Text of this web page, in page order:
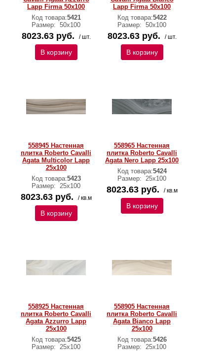
Lapp Firma 50x100
Код товара:5421
Размер: 50х100
8023.63 руб. / шт.
В корзину
Lapp Firma 50x100
Код товара:5422
Размер: 50х100
8023.63 руб. / шт.
В корзину
558945 Настенная
плитка Roberto Cavalli
Agata Multicolor Lapp
25x100
Код товара:5423
Размер: 25х100
8023.63 руб. / кв.м
В корзину
558965 Настенная
плитка Roberto Cavalli
Agata Nero Lapp 25x100
Код товара:5424
Размер: 25х100
8023.63 руб. / кв.м
В корзину
558925 Настенная
плитка Roberto Cavalli
Agata Azzurro Lapp
25x100
Код товара:5425
Размер: 25х100
558905 Настенная
плитка Roberto Cavalli
Agata Bianco Lapp
25x100
Код товара:5426
Размер: 25х100